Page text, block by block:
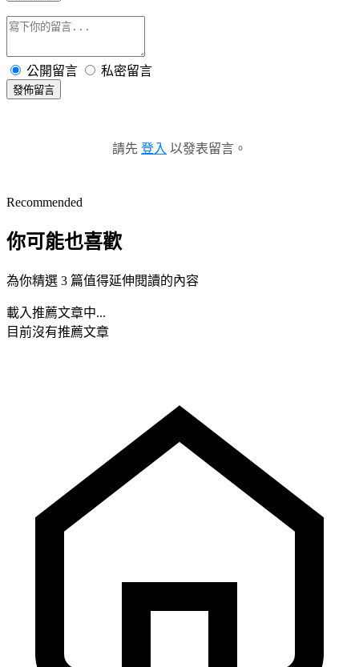
公開留言 私密留言
發佈留言
請先 登入 以發表留言。
Recommended
你可能也喜歡
為你精選 3 篇值得延伸閱讀的內容
載入推薦文章中...
目前沒有推薦文章